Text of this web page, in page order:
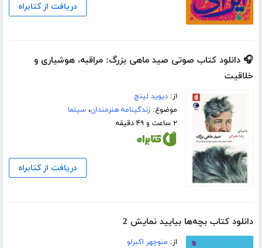
دریافت از کتابراه
🎧 دانلود کتاب صوتی صید ماهی بزرگ: مراقبه، هوشیاری و
خلاقیت
از:دیوید لینچ
موضوع:زندگینامه هنرمندان،سینما
۲ ساعت و ۴۹ دقیقه
دریافت از کتابراه
دانلود کتاب بچه‌ها بیایید نمایش 2
از: منوچهر اکبرلو